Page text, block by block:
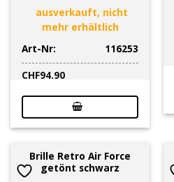
ausverkauft, nicht
mehr erhältlich
Art-Nr:
116253
CHF94.90
Brille Retro Air Force
getönt schwarz